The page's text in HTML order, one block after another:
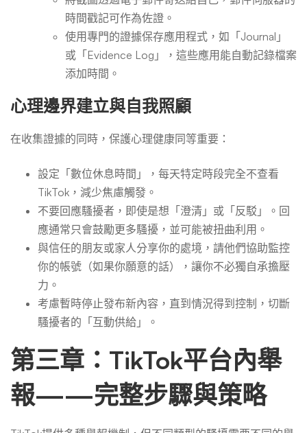
時間戳記可作為佐證。
使用專門的證據保存應用程式，如「Journal」
或「Evidence Log」，這些應用能自動記錄檔案
添加時間。
心理邊界建立與自我照顧
在收集證據的同時，保護心理健康同等重要：
設定「數位休息時間」，每天特定時段完全不查看
TikTok，減少焦慮觸發。
不要回應騷擾者，即使是想「澄清」或「反駁」。回
應通常只會鼓勵更多騷擾，並可能被扭曲利用。
與信任的朋友或家人分享你的處境，請他們協助監控
你的帳號（如果你願意的話），讓你不必獨自承擔壓
力。
考慮暫時停止發布新內容，直到情況得到控制，切斷
騷擾者的「互動供給」。
第三章：TikTok平台內舉
報——完整步驟與策略